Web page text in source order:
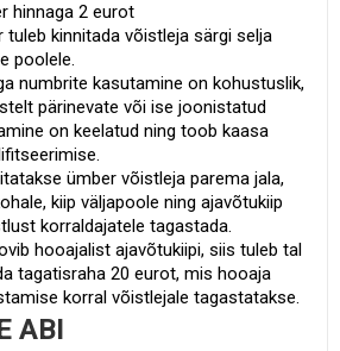
hinnaga 2 eurot
kinnitada võistleja särgi selja
poolele.
numbrite kasutamine on kohustuslik,
pärinevate või ise joonistatud
on keelatud ning toob kaasa
ümber võistleja parema jala,
kiip väljapoole ning ajavõtukiip
korraldajatele tagastada.
hooajalist ajavõtukiipi, siis tuleb tal
tagatisraha 20 eurot, mis hooaja
korral võistlejale tagastatakse.
ABI